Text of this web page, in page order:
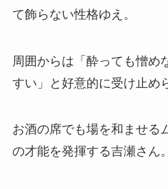
て飾らない性格ゆえ。​
周囲からは「酔っても憎め
すい」と好意的に受け止め
お酒の席でも場を和ませる
の才能を発揮する吉瀬さん。